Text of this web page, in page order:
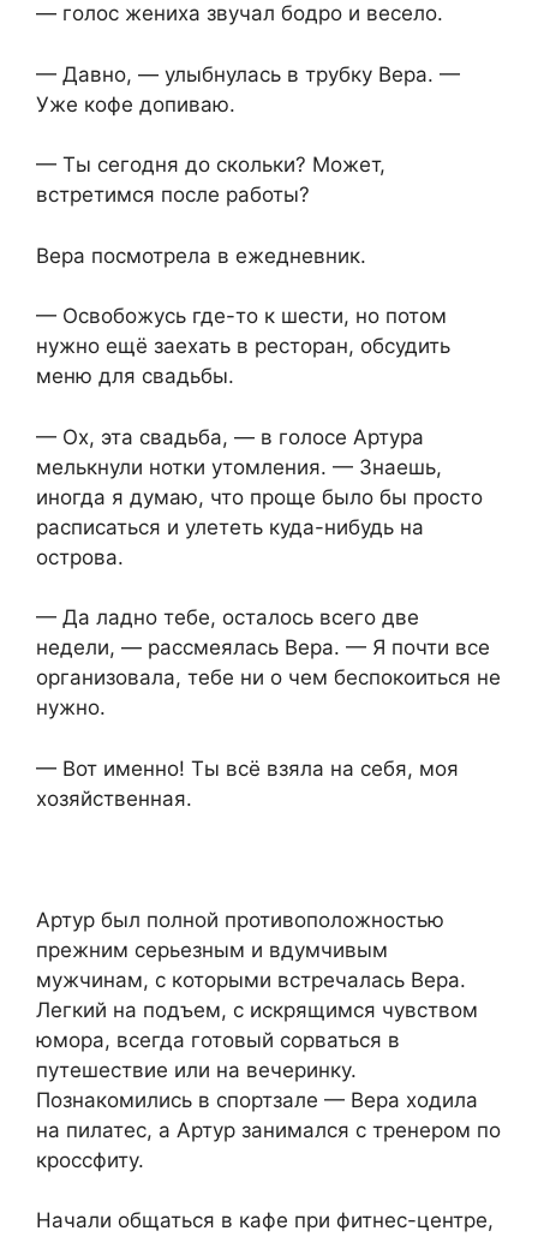
— голос жениха звучал бодро и весело.
— Давно, — улыбнулась в трубку Вера. —
Уже кофе допиваю.
— Ты сегодня до скольки? Может,
встретимся после работы?
Вера посмотрела в ежедневник.
— Освобожусь где-то к шести, но потом
нужно ещё заехать в ресторан, обсудить
меню для свадьбы.
— Ох, эта свадьба, — в голосе Артура
мелькнули нотки утомления. — Знаешь,
иногда я думаю, что проще было бы просто
расписаться и улететь куда-нибудь на
острова.
— Да ладно тебе, осталось всего две
недели, — рассмеялась Вера. — Я почти все
организовала, тебе ни о чем беспокоиться не
нужно.
— Вот именно! Ты всё взяла на себя, моя
хозяйственная.
Артур был полной противоположностью
прежним серьезным и вдумчивым
мужчинам, с которыми встречалась Вера.
Легкий на подъем, с искрящимся чувством
юмора, всегда готовый сорваться в
путешествие или на вечеринку.
Познакомились в спортзале — Вера ходила
на пилатес, а Артур занимался с тренером по
кроссфиту.
Начали общаться в кафе при фитнес-центре,